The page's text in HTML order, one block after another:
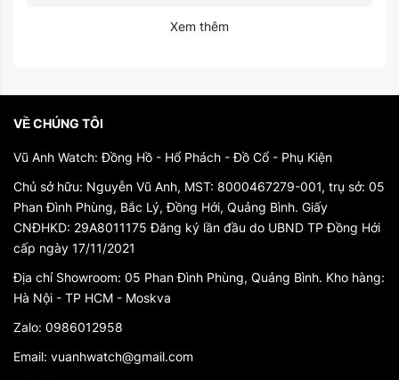
Xem thêm
VỀ CHÚNG TÔI
Vũ Anh Watch: Đồng Hồ - Hổ Phách - Đồ Cổ - Phụ Kiện
Chủ sở hữu: Nguyễn Vũ Anh, MST: 8000467279-001, trụ sở: 05
Phan Đình Phùng, Bắc Lý, Đồng Hới, Quảng Bình. Giấy
CNĐHKD: 29A8011175 Đăng ký lần đầu do UBND TP Đồng Hới
cấp ngày 17/11/2021
Địa chỉ Showroom: 05 Phan Đình Phùng, Quảng Bình. Kho hàng:
Hà Nội - TP HCM - Moskva
Zalo: 0986012958
Email: vuanhwatch@gmail.com